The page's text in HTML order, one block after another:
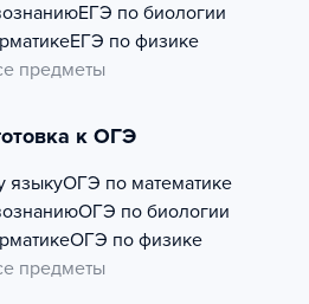
ЕГЭ по биологии
ЕГЭ по физике
предметы
к ОГЭ
языкуОГЭ по математике
ОГЭ по биологии
ОГЭ по физике
предметы